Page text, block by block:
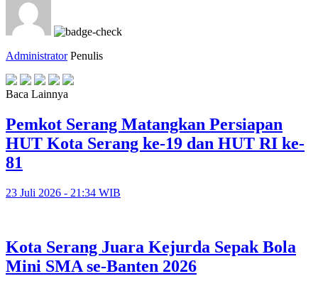
Administrator Penulis
Baca Lainnya
Pemkot Serang Matangkan Persiapan
HUT Kota Serang ke-19 dan HUT RI ke-
81
23 Juli 2026 - 21:34 WIB
Kota Serang Juara Kejurda Sepak Bola
Mini SMA se-Banten 2026